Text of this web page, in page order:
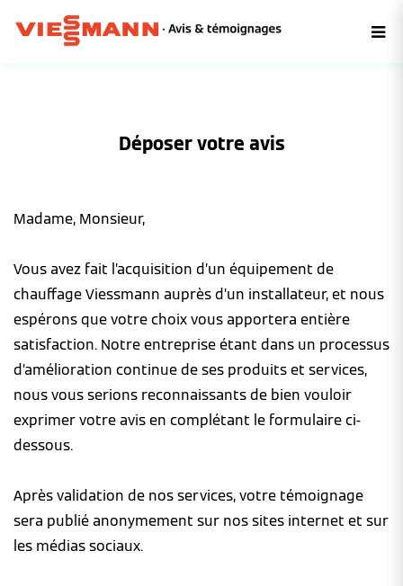
Déposer votre avis
Madame, Monsieur,
Vous avez fait l’acquisition d’un équipement de
chauffage Viessmann auprès d’un installateur, et nous
espérons que votre choix vous apportera entière
satisfaction. Notre entreprise étant dans un processus
d’amélioration continue de ses produits et services,
nous vous serions reconnaissants de bien vouloir
exprimer votre avis en complétant le formulaire ci-
dessous.
Après validation de nos services, votre témoignage
sera publié anonymement sur nos sites internet et sur
les médias sociaux.